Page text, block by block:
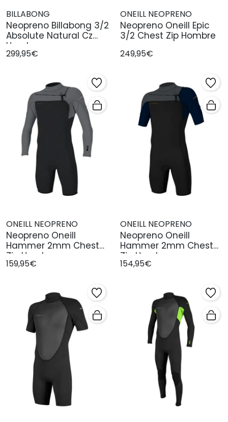
BILLABONG
Neopreno Billabong 3/2
Absolute Natural Cz
Hombre
299,95€
ONEILL NEOPRENO
Neopreno Oneill Epic
3/2 Chest Zip Hombre
249,95€
ONEILL NEOPRENO
Neopreno Oneill
Hammer 2mm Chest
Zip Hombre
159,95€
ONEILL NEOPRENO
Neopreno Oneill
Hammer 2mm Chest
Zip Hombre
154,95€